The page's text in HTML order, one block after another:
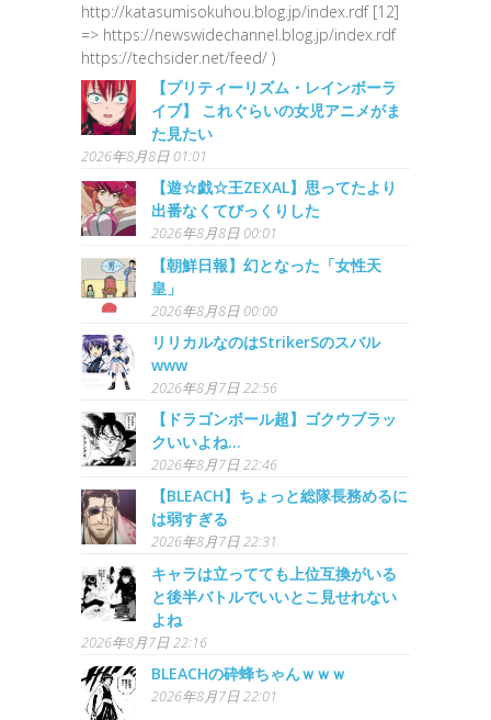
http://katasumisokuhou.blog.jp/index.rdf [12]
=> https://newswidechannel.blog.jp/index.rdf
https://techsider.net/feed/ )
【プリティーリズム・レインボーラ
イブ】 これぐらいの女児アニメがま
た見たい
2026年8月8日 01:01
【遊☆戯☆王ZEXAL】思ってたより
出番なくてびっくりした
2026年8月8日 00:01
【朝鮮日報】幻となった「女性天
皇」
2026年8月8日 00:00
リリカルなのはStrikerSのスバル
www
2026年8月7日 22:56
【ドラゴンボール超】ゴクウブラッ
クいいよね...
2026年8月7日 22:46
【BLEACH】ちょっと総隊長務めるに
は弱すぎる
2026年8月7日 22:31
キャラは立ってても上位互換がいる
と後半バトルでいいとこ見せれない
よね
2026年8月7日 22:16
BLEACHの砕蜂ちゃんｗｗｗ
2026年8月7日 22:01